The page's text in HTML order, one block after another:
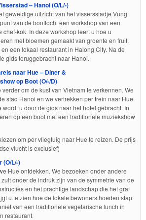
– Hanoi (O/L/-)
geweldige uitzicht van het vissersstadje Vung
van de boottocht een workshop van een
chef-kok. In deze workshop leert u hoe u
met bloemen gemaakt van groente en fruit.
een lokaal restaurant in Halong City. Na de
gids teruggebracht naar Hanoi.
naar Hue – Diner &
op Boot (O/-/D)
om de kust van Vietnam te verkennen. We
stad Hanoi en we vertrekken per trein naar Hue.
u door de gids naar het hotel gebracht. In
op een boot met een traditionele muziekshow
om per vliegtuig naar Hue te reizen. De prijs
vlucht is exclusief)
(O/L/-)
Hue ontdekken. We bezoeken onder andere
zult onder de indruk zijn van de symmetrie van de
en het prachtige landschap die het graf
u te zien hoe de lokale bewoners hoeden stap
van een traditionele vegetarische lunch in
restaurant.